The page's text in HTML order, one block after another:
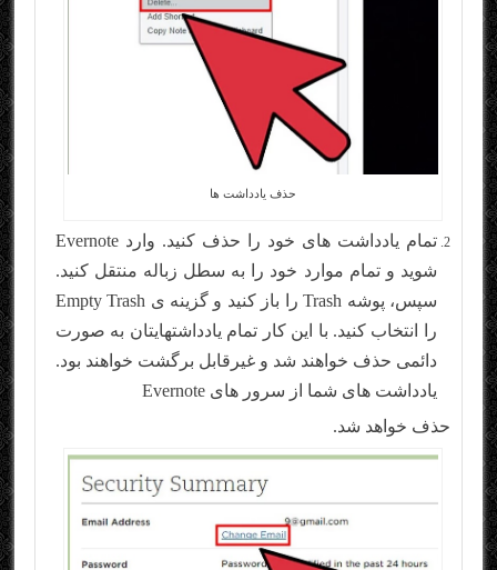
حذف یادداشت ها
تمام یادداشت های خود را حذف کنید. وارد Evernote
شوید و تمام موارد خود را به سطل زباله منتقل کنید.
سپس، پوشه Trash را باز کنید و گزینه ی Empty Trash
را انتخاب کنید. با این کار تمام یادداشتهایتان به صورت
دائمی حذف خواهند شد و غیرقابل برگشت خواهند بود.
یادداشت های شما از سرور های Evernote
حذف خواهد شد.